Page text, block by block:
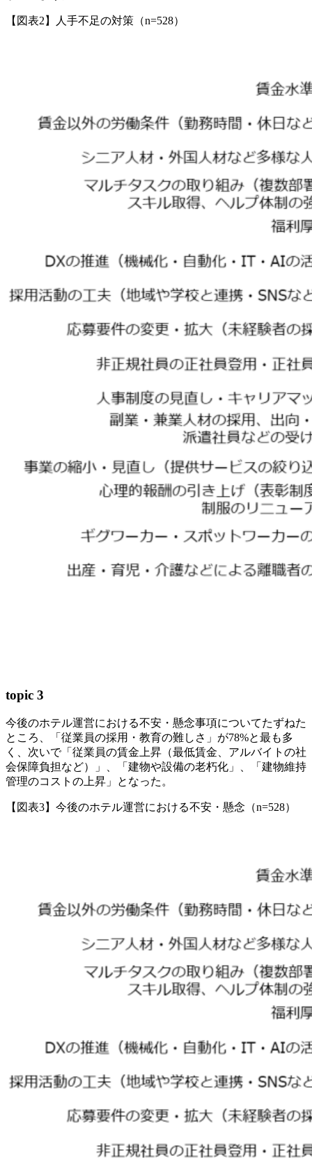
【図表2】人手不足の対策（n=528）
topic 3
今後のホテル運営における不安・懸念事項についてたずねた
ところ、「従業員の採用・教育の難しさ」が78%と最も多
く、次いで「従業員の賃金上昇（最低賃金、アルバイトの社
会保障負担など）」、「建物や設備の老朽化」、「建物維持
管理のコストの上昇」となった。
【図表3】今後のホテル運営における不安・懸念（n=528）